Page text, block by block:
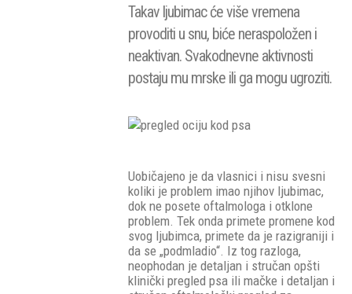
Takav ljubimac će više vremena
provoditi u snu, biće neraspoložen i
neaktivan. Svakodnevne aktivnosti
postaju mu mrske ili ga mogu ugroziti.
Uobičajeno je da vlasnici i nisu svesni
koliki je problem imao njihov ljubimac,
dok ne posete oftalmologa i otklone
problem. Tek onda primete promene kod
svog ljubimca, primete da je razigraniji i
da se „podmladio“. Iz tog razloga,
neophodan je detaljan i stručan opšti
klinički pregled psa ili mačke i detaljan i